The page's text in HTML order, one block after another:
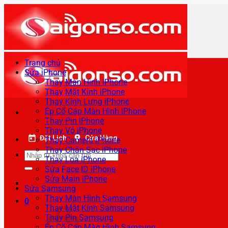
qua
nội
dung
Đặt Lịch Cửa Hàng
Tìm
kiếm:
0
Trang chủ
Sửa iPhone
Thay Màn Hình iPhone
Thay Mặt Kính iPhone
Thay Kính Lưng iPhone
Ép Cổ Cáp Màn Hình iPhone
Thay Pin iPhone
Thay Vỏ iPhone
Thay Camera iPhone
Thay Chân Sạc iPhone
Thay Loa iPhone
Sửa Face ID iPhone
Sửa Main iPhone
Sửa Samsung
Thay Màn Hình Samsung
Thay Mặt Kính Samsung
Thay Pin Samsung